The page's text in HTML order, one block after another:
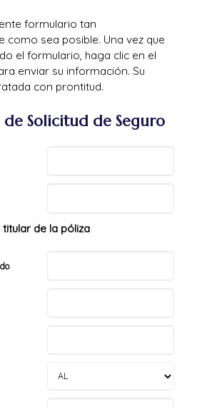
formulario tan
como sea posible. Una vez que
el formulario, haga clic en el
enviar su información. Su
con prontitud.
Solicitud de Seguro
de la póliza